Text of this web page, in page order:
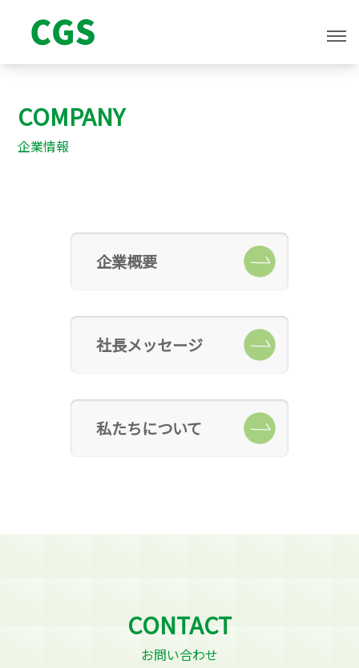
COMPANY
企業情報
企業概要
社長メッセージ
私たちについて
CONTACT
お問い合わせ